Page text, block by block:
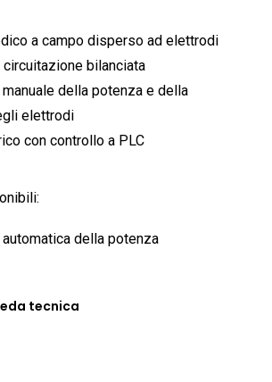
a campo disperso ad elettrodi
circuitazione bilanciata
della potenza e della
elettrodi
con controllo a PLC
della potenza
tecnica